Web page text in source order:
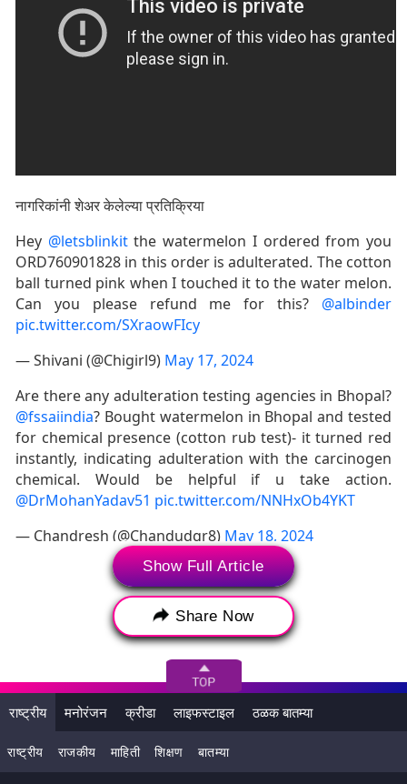
नागरिकांनी शेअर केलेल्या प्रतिक्रिया
Hey @letsblinkitthe watermelon I ordered from you
ORD760901828 in this order is adulterated. The cotton
ball turned pink when I touched it to the water melon.
Can you please refund me for this? @albinder
pic.twitter.com/SXraowFIcy
— Shivani (@Chigirl9) May 17, 2024
Are there any adulteration testing agencies in Bhopal?
@fssaiindia? Bought watermelon in Bhopal and tested
for chemical presence (cotton rub test)- it turned red
instantly, indicating adulteration with the carcinogen
chemical. Would be helpful if u take action.
@DrMohanYadav51 pic.twitter.com/NNHxOb4YKT
— Chandresh (@Chandudgr8) May 18, 2024
This morning I bought a watermelon and read this
news while scrolling through Twitter. Then I cut the
watermelon and rubbed cotton on it and it turned red.
Is this watermelon made using chemicals?
pic.twitter.com/D7IEhbBY6H
— Rahul | Data & Tech (@yesrahulkr)May 18, 2024
Show Full Article
Share Now
राष्ट्रीय मनोरंजन क्रीडा लाइफस्टाइल ठळक बातम्या
राष्ट्रीय राजकीय माहिती शिक्षण बातम्या